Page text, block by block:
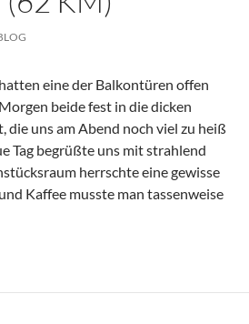
eine der Balkontüren offen
beide fest in die dicken
die uns am Abend noch viel zu heiß
Tag begrüßte uns mit strahlend
herrschte eine gewisse
Kaffee musste man tassenweise